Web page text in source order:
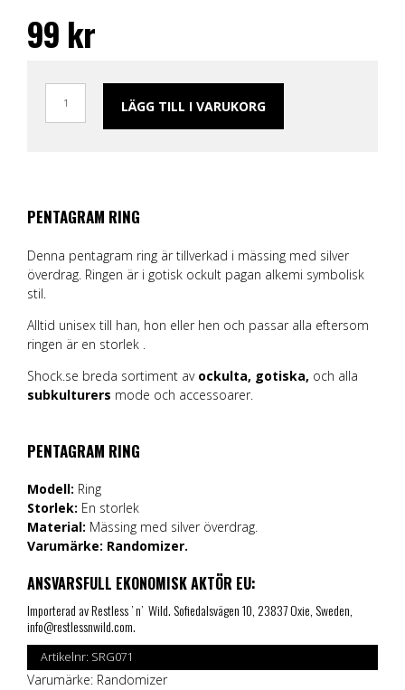
99 kr
LÄGG TILL I VARUKORG
PENTAGRAM RING
Denna pentagram ring är tillverkad i mässing med silver
överdrag. Ringen är i gotisk ockult pagan alkemi symbolisk
stil.
Alltid unisex till han, hon eller hen och passar alla eftersom
ringen är en storlek .
Shock.se breda sortiment av ockulta, gotiska, och alla
subkulturers mode och accessoarer.
PENTAGRAM RING
Modell: Ring
Storlek: En storlek
Material: Mässing med silver överdrag.
Varumärke: Randomizer.
ANSVARSFULL EKONOMISK AKTÖR EU:
Importerad av Restless ’ n’ Wild. Sofiedalsvägen 10, 23837 Oxie, Sweden,
info@restlessnwild.com.
Artikelnr: SRG071
Varumärke: Randomizer